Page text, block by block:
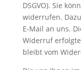
DSGVO). Sie
widerrufen.
E-Mail an uns.
Widerruf
bleibt vom